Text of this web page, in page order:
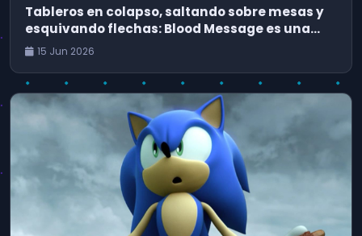
Tableros en colapso, saltando sobre mesas y
esquivando flechas: Blood Message es una
aventura cinematográfica que podría haber
sido desarrollada por Naughty Dog
15 Jun 2026